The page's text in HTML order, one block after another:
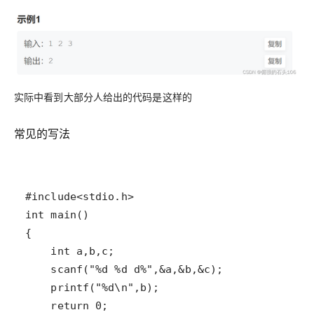
实际中看到大部分人给出的代码是这样的
常见的写法
#include<stdio.h>